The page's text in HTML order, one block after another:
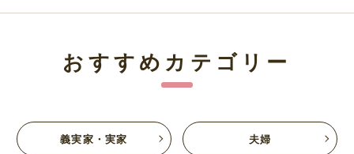
おすすめカテゴリー
義実家・実家 夫婦